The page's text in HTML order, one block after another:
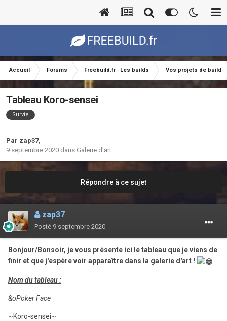
Accueil Forums Freebuild.fr | Les builds Vos projets de build
Tableau Koro-sensei
Survie
Par zap37,
9 septembre 2020 dans Galerie d'art
Répondre à ce sujet
zap37
Posté 9 septembre 2020
Bonjour/Bonsoir, je vous présente ici le tableau que je viens de
finir et que j'espère voir apparaître dans la galerie d'art !
Nom du tableau:
&oPoker Face
~Koro-sensei~